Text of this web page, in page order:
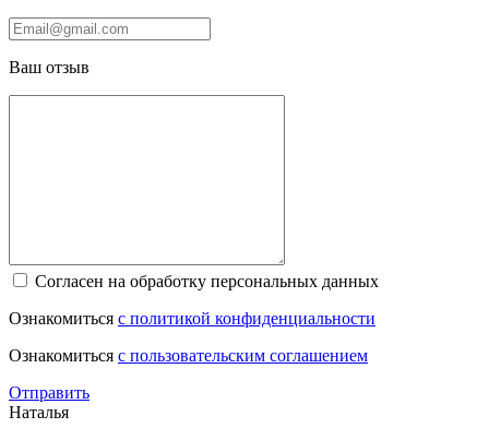
Ваш отзыв
Согласен на обработку персональных данных
Ознакомиться с политикой конфиденциальности
Ознакомиться с пользовательским соглашением
Отправить
Наталья